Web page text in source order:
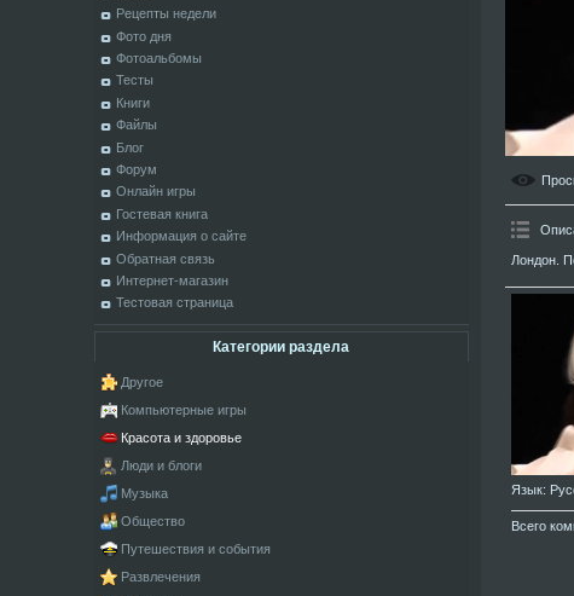
Рецепты недели
Фото дня
Фотоальбомы
Тесты
Книги
Файлы
Блог
Форум
Онлайн игры
Гостевая книга
Информация о сайте
Обратная связь
Интернет-магазин
Тестовая страница
Категории раздела
Другое
Компьютерные игры
Красота и здоровье
Люди и блоги
Музыка
Общество
Путешествия и события
Развлечения
Лондон.
Язык:
Всего